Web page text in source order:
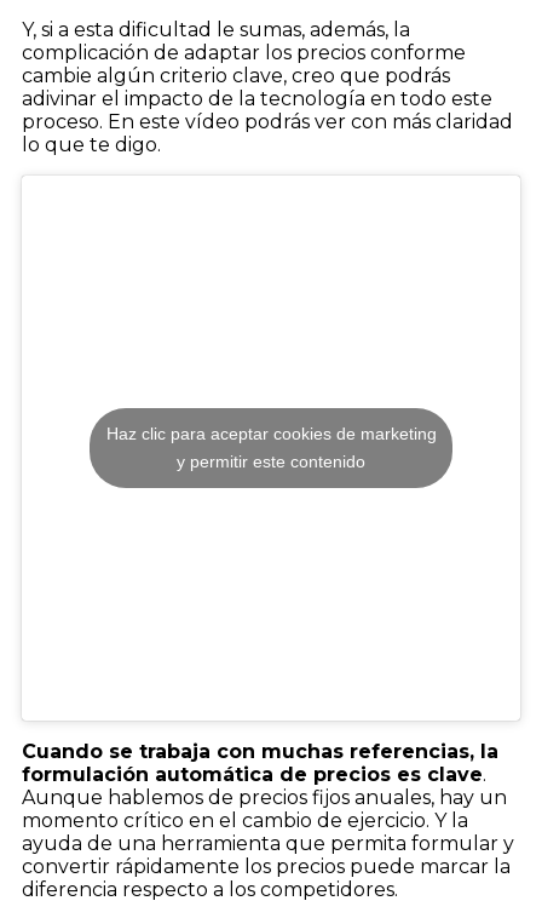
Y, si a esta dificultad le sumas, además, la
complicación de adaptar los precios conforme
cambie algún criterio clave, creo que podrás
adivinar el impacto de la tecnología en todo este
proceso. En este vídeo podrás ver con más claridad
lo que te digo.
Haz clic para aceptar cookies de marketing
y permitir este contenido
Cuando se trabaja con muchas referencias, la
formulación automática de precios es clave.
Aunque hablemos de precios fijos anuales, hay un
momento crítico en el cambio de ejercicio. Y la
ayuda de una herramienta que permita formular y
convertir rápidamente los precios puede marcar la
diferencia respecto a los competidores.